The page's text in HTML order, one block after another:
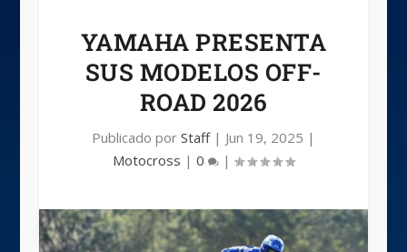
YAMAHA PRESENTA
SUS MODELOS OFF-
ROAD 2026
Publicado por Staff| Jun 19, 2025 |
Motocross | 0 |